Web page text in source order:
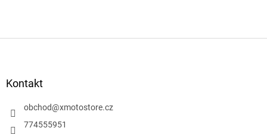
Kontakt
obchod@xmotostore.cz
774555951